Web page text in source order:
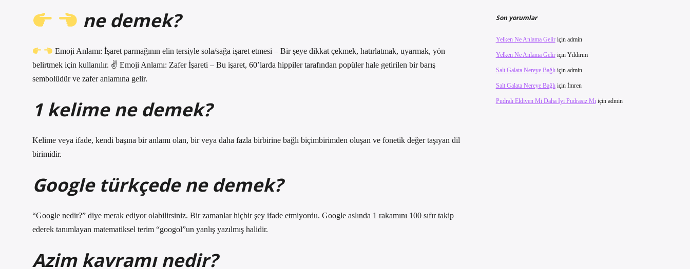
ne demek?
Emoji Anlamı: İşaret parmağının elin tersiyle sola/sağa işaret etmesi – Bir şeye dikkat çekmek, hatırlatmak, uyarmak, yön
belirtmek için kullanılır. ✌ Emoji Anlamı: Zafer İşareti – Bu işaret, 60’larda hippiler tarafından popüler hale getirilen bir barış
sembolüdür ve zafer anlamına gelir.
1 kelime ne demek?
Kelime veya ifade, kendi başına bir anlamı olan, bir veya daha fazla birbirine bağlı biçimbirimden oluşan ve fonetik değer taşıyan dil
birimidir.
Google türkçede ne demek?
“Google nedir?” diye merak ediyor olabilirsiniz. Bir zamanlar hiçbir şey ifade etmiyordu. Google aslında 1 rakamını 100 sıfır takip
ederek tanımlayan matematiksel terim “googol”un yanlış yazılmış halidir.
Azim kavramı nedir?
Son yorumlar
Yelken Ne Anlama Geliriçin admin
Yelken Ne Anlama Geliriçin Yıldırım
Salt Galata Nereye Bağlıiçin admin
Salt Galata Nereye Bağlıiçin İmren
Pudralı Eldiven Mi Daha Iyi Pudrasız Mıiçin admin